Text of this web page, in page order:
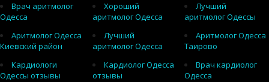
Врач аритмолог
Одесса
Хороший
аритмолог Одесса
Лучший
аритмолог Одессы
Аритмолог Одесса
Киевский район
Лучший
аритмолог Одесса
Аритмолог Одесса
Таирово
Кардиологи
Одессы отзывы
Кардиолог Одесса
отзывы
Врач кардиолог
Одесса